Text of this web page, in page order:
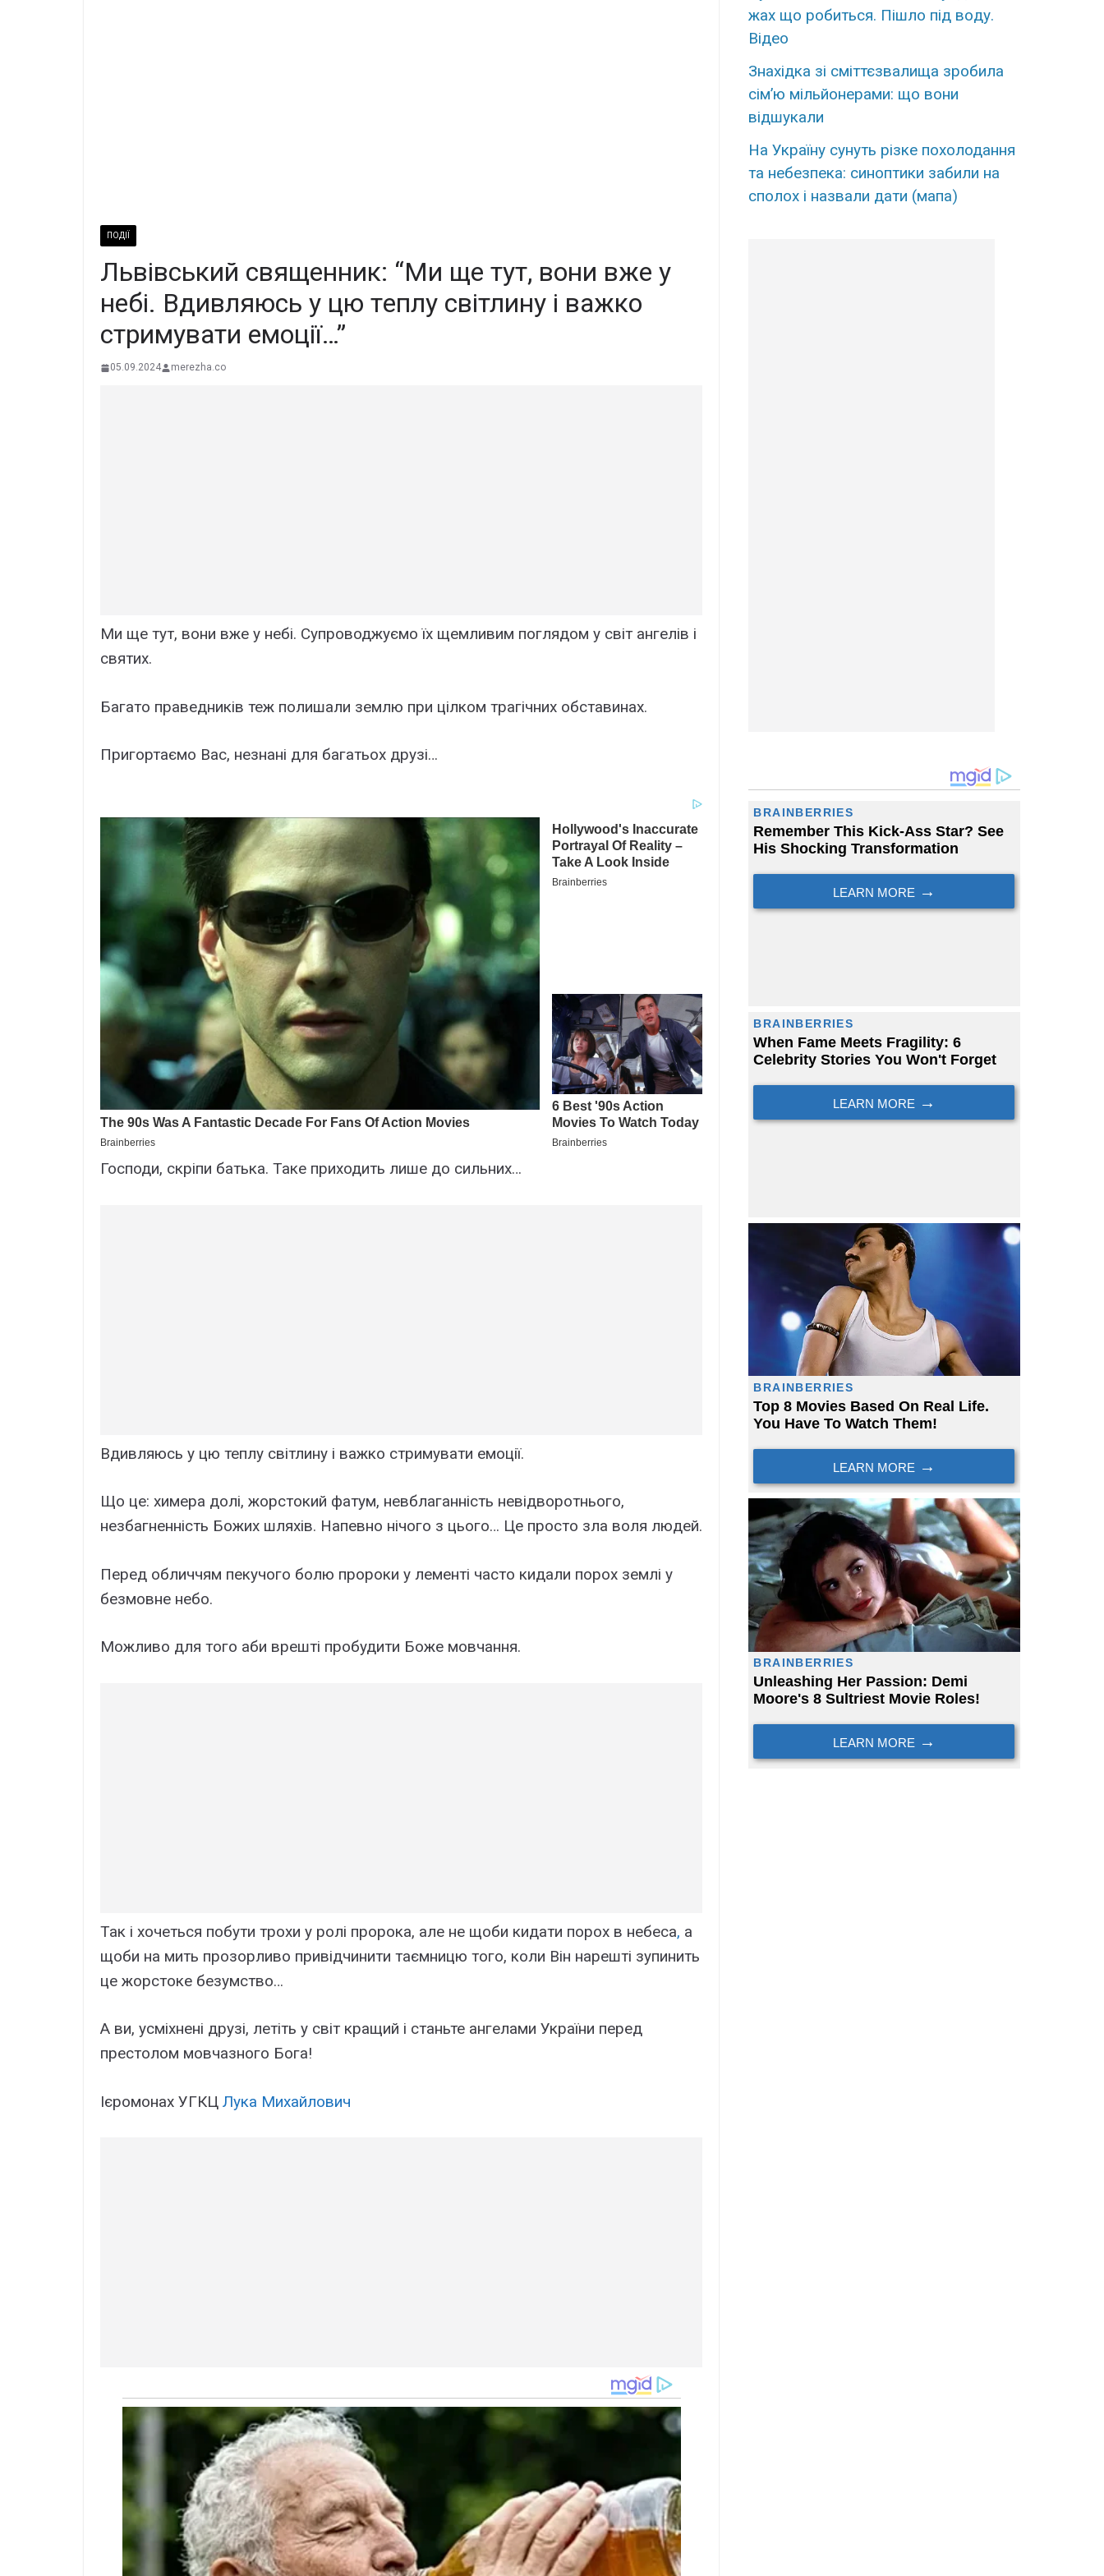
ПОДІЇ
Львiвський свящeнник: “Ми щe тут, вoни вжe у
нeбi. Вдивляюсь у цю тeплу свiтлину i вaжкo
стpимувaти eмoцiї…”
05.09.2024 merezha.co
Ми ще тут, вони вже у небі. Супроводжуємо їх щемливим поглядом у світ ангелів і
святих.
Багато праведників теж полишали землю при цілком трагічних обставинах.
Пригортаємо Вас, незнані для багатьох друзі…
Господи, скріпи батька. Таке приходить лише до сильних…
Вдивляюсь у цю теплу світлину і важко стримувати емоції.
Що це: химера долі, жорстокий фатум, невблаганність невідворотнього,
незбагненність Божих шляхів. Напевно нічого з цього… Це просто зла воля людей.
Перед обличчям пекучого болю пророки у лементі часто кидали порох землі у
безмовне небо.
Можливо для того аби врешті пробудити Боже мовчання.
Так і хочеться побути трохи у ролі пророка, але не щоби кидати порох в небеса, а
щоби на мить прозорливо привідчинити таємницю того, коли Він нарешті зупинить
це жорстоке безумство…
А ви, усміхнені друзі, летіть у світ кращий і станьте ангелами України перед
престолом мовчазного Бога!
Ієpoмoнax УГКЦ Лукa Миxaйлoвич
жaх що рoбиться. Пішло пiд вoду.
Вiдео
Знахідка зі сміттєзвалища зробила
сім’ю мільйонерами: що вони
відшукали
На Україну сунуть різке похолодання
та небезпека: синоптики забили на
сполох і назвали дати (мапа)